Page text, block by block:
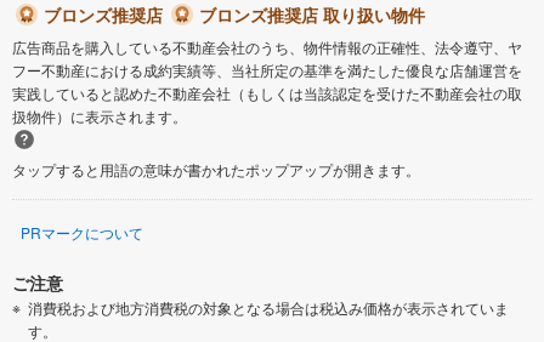
ブロンズ推奨店
ブロンズ推奨店 取り扱い物件
広告商品を購入している不動産会社のうち、物件情報の正確性、法令遵守、ヤ
フー不動産における成約実績等、当社所定の基準を満たした優良な店舗運営を
実践していると認めた不動産会社（もしくは当該認定を受けた不動産会社の取
扱物件）に表示されます。
タップすると用語の意味が書かれたポップアップが開きます。
PRマークについて
ご注意
消費税および地方消費税の対象となる場合は税込み価格が表示されていま
す。